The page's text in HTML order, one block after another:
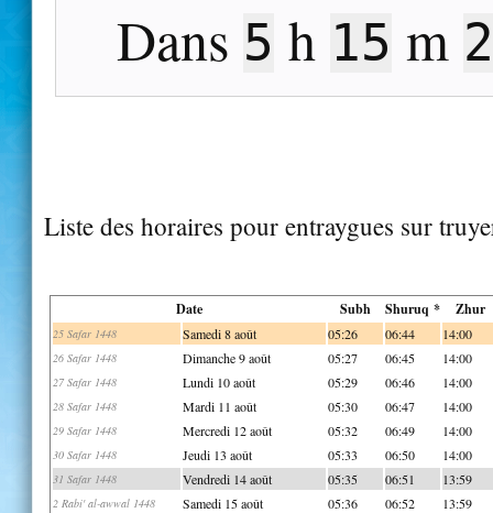
Dans 5 h 15 m
Liste des horaires pour entraygues sur
Date Subh Shuruq * Zhur
25 Safar 1448 Samedi 8 août 05:26 06:44 14:00
26 Safar 1448 Dimanche 9 août 05:27 06:45 14:00
27 Safar 1448 Lundi 10 août 05:29 06:46 14:00
28 Safar 1448 Mardi 11 août 05:30 06:47 14:00
29 Safar 1448 Mercredi 12 août 05:32 06:49 14:00
30 Safar 1448 Jeudi 13 août 05:33 06:50 14:00
31 Safar 1448 Vendredi 14 août 05:35 06:51 13:59
2 Rabi' al-awwal 1448 Samedi 15 août 05:36 06:52 13:59